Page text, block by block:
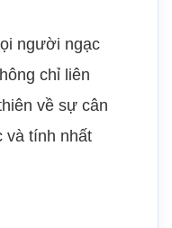
người ngạc
chỉ liên
về sự cân
và tính nhất